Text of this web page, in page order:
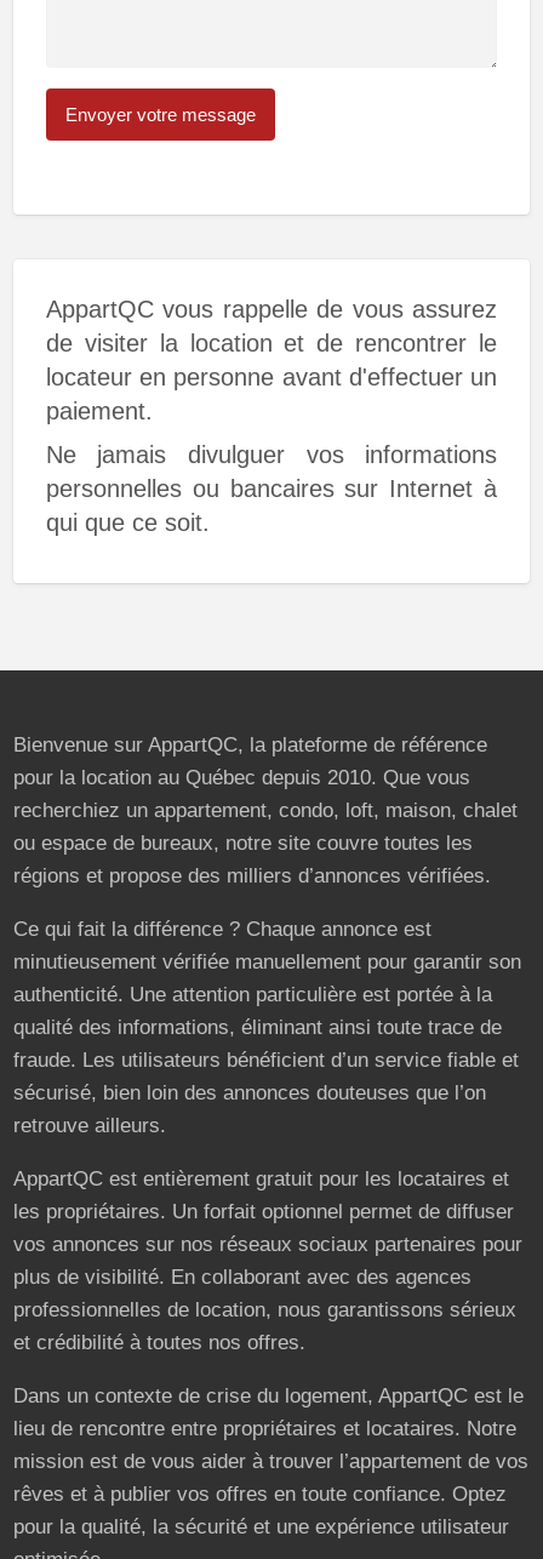
AppartQC vous rappelle de vous assurez
de visiter la location et de rencontrer le
locateur en personne avant d'effectuer un
paiement.
Ne jamais divulguer vos informations
personnelles ou bancaires sur Internet à
qui que ce soit.
Bienvenue sur AppartQC, la plateforme de référence
pour la location au Québec depuis 2010. Que vous
recherchiez un appartement, condo, loft, maison, chalet
ou espace de bureaux, notre site couvre toutes les
régions et propose des milliers d’annonces vérifiées.
Ce qui fait la différence ? Chaque annonce est
minutieusement vérifiée manuellement pour garantir son
authenticité. Une attention particulière est portée à la
qualité des informations, éliminant ainsi toute trace de
fraude. Les utilisateurs bénéficient d’un service fiable et
sécurisé, bien loin des annonces douteuses que l’on
retrouve ailleurs.
AppartQC est entièrement gratuit pour les locataires et
les propriétaires. Un forfait optionnel permet de diffuser
vos annonces sur nos réseaux sociaux partenaires pour
plus de visibilité. En collaborant avec des agences
professionnelles de location, nous garantissons sérieux
et crédibilité à toutes nos offres.
Dans un contexte de crise du logement, AppartQC est le
lieu de rencontre entre propriétaires et locataires. Notre
mission est de vous aider à trouver l’appartement de vos
rêves et à publier vos offres en toute confiance. Optez
pour la qualité, la sécurité et une expérience utilisateur